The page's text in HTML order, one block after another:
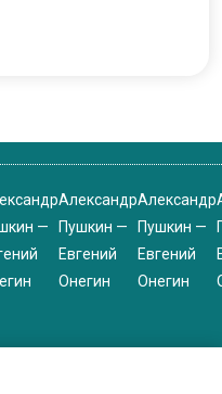
—
Александр
Пушкин —
Евгений
Онегин
Александр
Пушкин —
Евгений
Онегин